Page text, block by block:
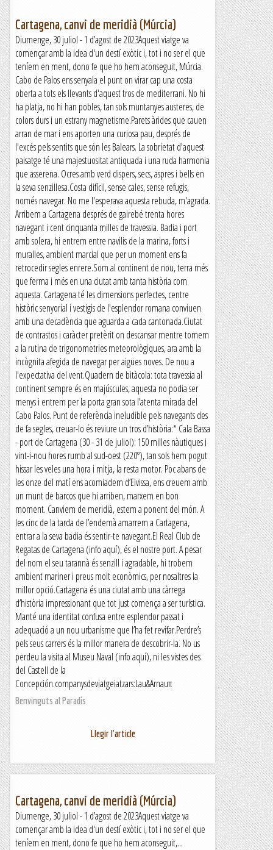
Cartagena, canvi de meridià (Múrcia)
Diumenge, 30 juliol - 1 d’agost de 2023Aquest viatge va
començar amb la idea d'un destí exòtic i, tot i no ser el que
teníem en ment, dono fe que ho hem aconseguit, Múrcia.
Cabo de Palos ens senyala el punt on virar cap una costa
oberta a tots els llevants d'aquest tros de mediterrani. No hi
ha platja, no hi han pobles, tan sols muntanyes austeres, de
colors durs i un estrany magnetisme.Parets àrides que cauen
arran de mar i ens aporten una curiosa pau, després de
l'excés pels sentits que són les Balears. La sobrietat d'aquest
paisatge té una majestuositat antiquada i una ruda harmonia
que asserena. Ocres amb verd dispers, secs, aspres i bells en
la seva senzillesa.Costa difícil, sense cales, sense refugis,
només navegar. No me l'esperava aquesta rebuda, m'agrada.
Arribem a Cartagena després de gairebé trenta hores
navegant i cent cinquanta milles de travessia. Badia i port
amb solera, hi entrem entre navilis de la marina, forts i
muralles, ambient marcial que per un moment ens fa
retrocedir segles enrere.Som al continent de nou, terra més
que ferma i més en una ciutat amb tanta història com
aquesta. Cartagena té les dimensions perfectes, centre
històric senyorial i vestigis de l'esplendor romana conviuen
amb una decadència que aguarda a cada cantonada.Ciutat
de contrastos i caràcter pretèrit on descansar mentre tornem
a la rutina de trigonometries meteorològiques, ara amb la
incògnita afegida de navegar per aigües noves. De nou a
l'expectativa del vent.Quadern de bitàcola: tota travessia al
continent sempre és en majúscules, aquesta no podia ser
menys i entrem per la porta gran sota l’atenta mirada del
Cabo Palos. Punt de referència ineludible pels navegants des
de fa segles, creuar-lo és reviure un tros d’història:* Cala Bassa
- port de Cartagena (30 - 31 de juliol): 150 milles nàutiques i
vint-i-nou hores rumb al sud-oest (220º), tan sols hem pogut
hissar les veles una hora i mitja, la resta motor. Poc abans de
les onze del matí ens acomiadem d’Eivissa, ens creuem amb
un munt de barcos que hi arriben, marxem en bon
moment. Canviem de meridià, estem a ponent del món. A
les cinc de la tarda de l’endemà amarrem a Cartagena,
entrar a la seva badia és sentir-te navegant.El Real Club de
Regatas de Cartagena (info aquí), és el nostre port. A pesar
del nom el seu tarannà és senzill i agradable, hi trobem
ambient mariner i preus molt econòmics, per nosaltres la
millor opció.Cartagena és una ciutat amb una càrrega
d’història impressionant que tot just comença a ser turística.
Manté una identitat confusa entre esplendor passat i
adequació a un nou urbanisme que l’ha fet revifar.Perdre’s
pels seus carrers és la millor manera de descobrir-la. No us
perdeu la visita al Museu Naval (info aquí), ni les vistes des
del Castell de la
Concepción.companysdeviatgeiatzars:Lau&Arnauπ
Benvinguts al Paradís
Llegir l'article
Cartagena, canvi de meridià (Múrcia)
Diumenge, 30 juliol - 1 d’agost de 2023Aquest viatge va
començar amb la idea d'un destí exòtic i, tot i no ser el que
teníem en ment, dono fe que ho hem aconseguit,...